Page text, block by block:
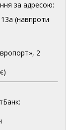
за адресою:
(навпроти
2